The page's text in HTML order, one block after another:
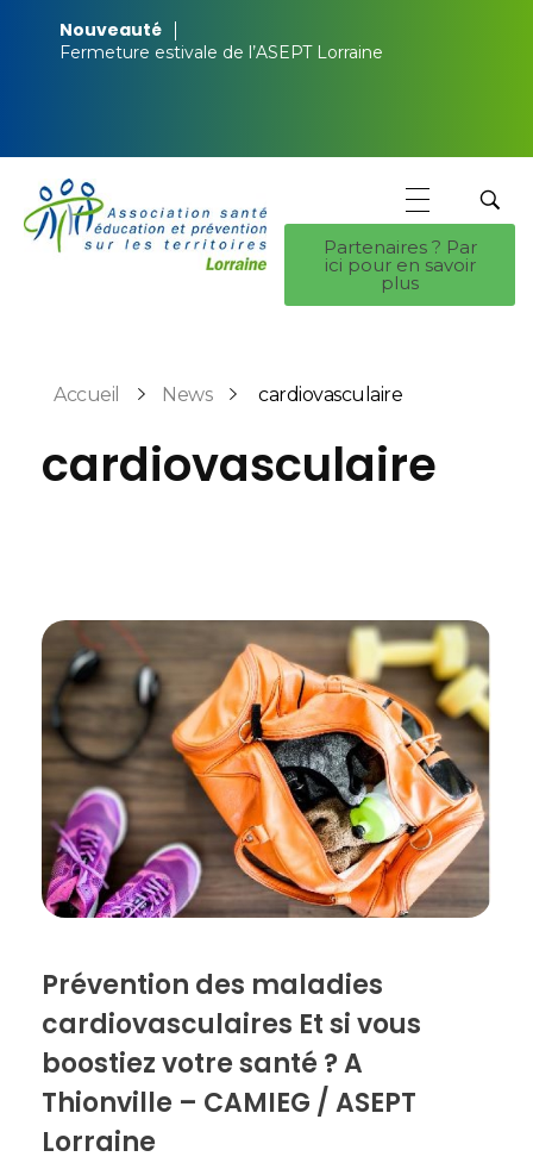
Nouveauté
Fermeture estivale de l’ASEPT Lorraine
Partenaires ? Par
ici pour en savoir
plus
Accueil News cardiovasculaire
cardiovasculaire
Prévention des maladies
cardiovasculaires Et si vous
boostiez votre santé ? A
Thionville – CAMIEG / ASEPT
Lorraine